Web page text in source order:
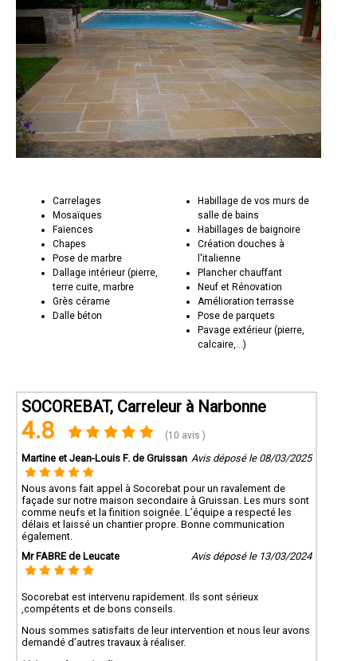
Carrelages
Mosaïques
Faïences
Chapes
Pose de marbre
Dallage intérieur (pierre,
terre cuite, marbre
Grès cérame
Dalle béton
Habillage de vos murs de
salle de bains
Habillages de baignoire
Création douches à
l'italienne
Plancher chauffant
Neuf et Rénovation
Amélioration terrasse
Pose de parquets
Pavage extérieur (pierre,
calcaire,...)
SOCOREBAT, Carreleur à Narbonne
4.8 (10 avis )
Martine et Jean-Louis F. de Gruissan Avis déposé le 08/03/2025
Nous avons fait appel à Socorebat pour un ravalement de
façade sur notre maison secondaire à Gruissan. Les murs sont
comme neufs et la finition soignée. L’équipe a respecté les
délais et laissé un chantier propre. Bonne communication
également.
Mr FABRE de Leucate
Avis déposé le 13/03/2024
Socorebat est intervenu rapidement. Ils sont sérieux
,compétents et de bons conseils.
Nous sommes satisfaits de leur intervention et nous leur avons
demandé d’autres travaux à réaliser.